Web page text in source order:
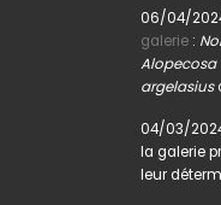
06/04/
galerie :
argelasius
04/03/
la galerie
leur